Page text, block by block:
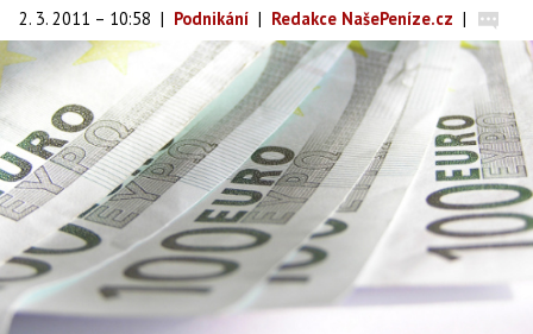
2. 3. 2011 – 10:58 | Podnikání | Redakce NašePeníze.cz |